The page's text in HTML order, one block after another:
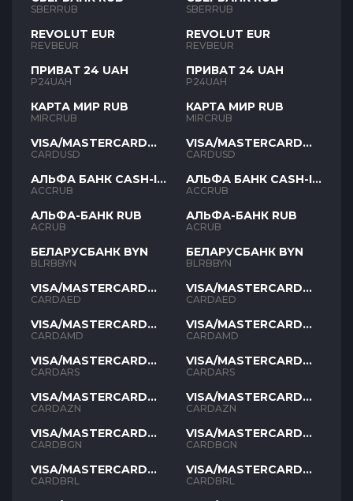
SBERRUB
REVOLUT EUR
REVBEUR
ПРИВАТ 24 UAH
P24UAH
КАРТА МИР RUB
MIRCRUB
VISA/MASTERCARD
USD
CARDUSD
АЛЬФА БАНК CASH-IN
RUB
ACCRUB
АЛЬФА-БАНК RUB
ACRUB
БЕЛАРУСБАНК BYN
BLRBBYN
VISA/MASTERCARD
AED
CARDAED
VISA/MASTERCARD
AMD
CARDAMD
VISA/MASTERCARD
ARS
CARDARS
VISA/MASTERCARD
AZN
CARDAZN
VISA/MASTERCARD
BGN
CARDBGN
VISA/MASTERCARD
BRL
CARDBRL
SBERRUB
REVOLUT EUR
REVBEUR
ПРИВАТ 24 UAH
P24UAH
КАРТА МИР RUB
MIRCRUB
VISA/MASTERCARD
USD
CARDUSD
АЛЬФА БАНК CASH-IN
RUB
ACCRUB
АЛЬФА-БАНК RUB
ACRUB
БЕЛАРУСБАНК BYN
BLRBBYN
VISA/MASTERCARD
AED
CARDAED
VISA/MASTERCARD
AMD
CARDAMD
VISA/MASTERCARD
ARS
CARDARS
VISA/MASTERCARD
AZN
CARDAZN
VISA/MASTERCARD
BGN
CARDBGN
VISA/MASTERCARD
BRL
CARDBRL